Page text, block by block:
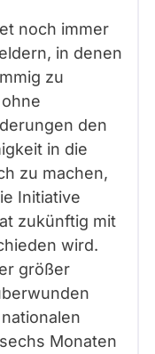
noch immer
in denen
zu
den
in die
zu machen,
Initiative
zukünftig mit
wird.
größer
Monaten